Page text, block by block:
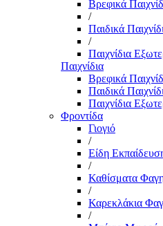
Βρεφικά
/
Παιδικά
/
Παιχνίδια
Παιχνίδια
Βρεφικά
Παιδικά
Παιχνίδια
Φροντίδα
Γιογιό
/
Είδη
/
Καθίσματα
/
Καρεκλάκια
/